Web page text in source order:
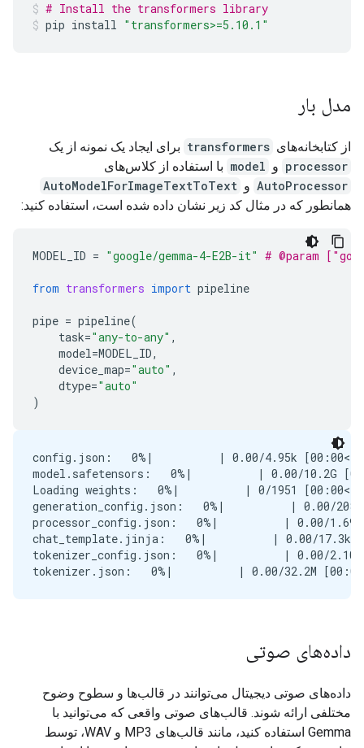
# Install the transformers library
pip install "transformers>=5.10.1"
مدل بار
از کتابخانه‌های transformers برای ایجاد یک نمونه از یک
processor و model با استفاده از کلاس‌های
AutoProcessor و AutoModelForImageTextToText
همانطور که در مثال کد زیر نشان داده شده است، استفاده کنید:
MODEL_ID = "google/gemma-4-E2B-it" # @param
from transformers import pipeline
pipe = pipeline(
task="any-to-any" ,
model=MODEL_ID,
device_map="auto" ,
dtype="auto"
)
config.json:   0%|          | 0.00/4.95k
model.safetensors:   0%|          | 0.00/10.2G
Loading weights:   0%|          | 0/1951
generation_config.json:   0%|          | 0.00/208
processor_config.json:   0%|          | 0.00/1.69k
chat_template.jinja:   0%|          | 0.00/17.3k
tokenizer_config.json:   0%|          | 0.00/2.10k
داده‌های صوتی
داده‌های صوتی دیجیتال می‌توانند در قالب‌ها و سطوح وضوح
مختلفی ارائه شوند. قالب‌های صوتی واقعی که می‌توانید با
Gemma استفاده کنید، مانند قالب‌های MP3 و WAV، توسط